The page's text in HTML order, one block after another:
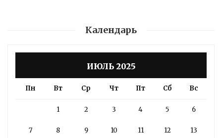
Календарь
ИЮЛЬ 2025
Пн Вт Ср Чт Пт Сб Вс
1 2 3 4 5 6
7 8 9 10 11 12 13